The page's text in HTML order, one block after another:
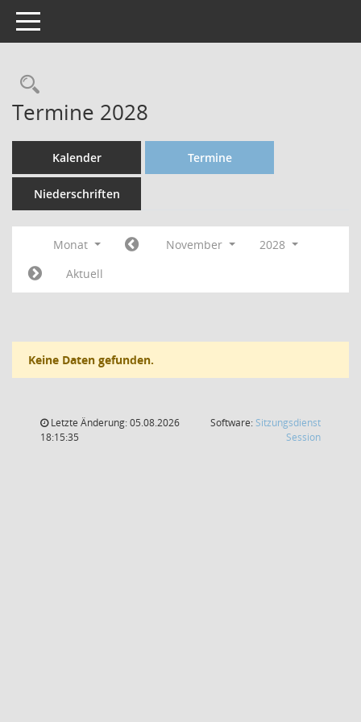
Toggle navigation
Termine 2028
Kalender Termine
Niederschriften
Monat November
2028
Aktuell
Keine Daten gefunden.
Letzte Änderung: 05.08.2026
18:15:35
Software: Sitzungsdienst
Session(Wird in